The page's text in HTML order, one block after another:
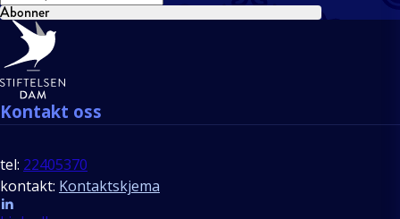
Abonner
Bunntekst
Kontakt oss
tel: 22405370
kontakt: Kontaktskjema
Follow us